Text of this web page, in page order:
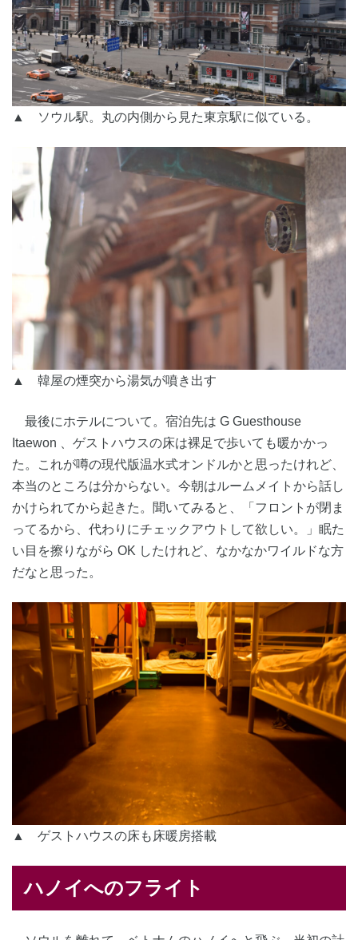
▲ ソウル駅。丸の内側から見た東京駅に似ている。
▲ 韓屋の煙突から湯気が噴き出す
最後にホテルについて。宿泊先は G Guesthouse
Itaewon 、ゲストハウスの床は裸足で歩いても暖かかっ
た。これが噂の現代版温水式オンドルかと思ったけれど、
本当のところは分からない。今朝はルームメイトから話し
かけられてから起きた。聞いてみると、「フロントが閉ま
ってるから、代わりにチェックアウトして欲しい。」眠た
い目を擦りながら OK したけれど、なかなかワイルドな方
だなと思った。
▲ ゲストハウスの床も床暖房搭載
ハノイへのフライト